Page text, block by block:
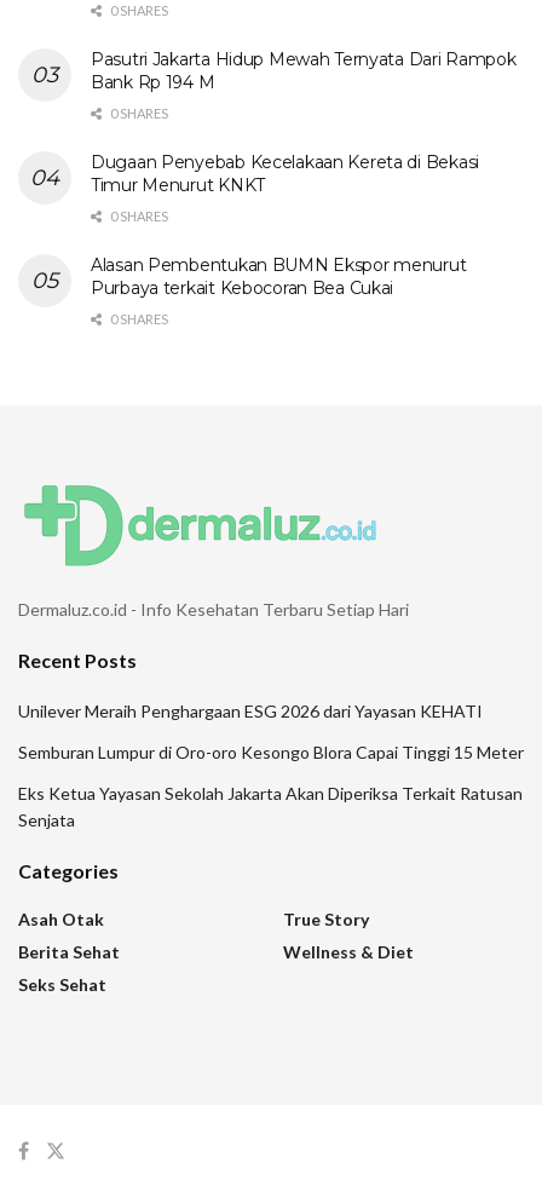
0 SHARES
Pasutri Jakarta Hidup Mewah Ternyata Dari Rampok
Bank Rp 194 M
0 SHARES
Dugaan Penyebab Kecelakaan Kereta di Bekasi
Timur Menurut KNKT
0 SHARES
Alasan Pembentukan BUMN Ekspor menurut
Purbaya terkait Kebocoran Bea Cukai
0 SHARES
Dermaluz.co.id - Info Kesehatan Terbaru Setiap Hari
Recent Posts
Unilever Meraih Penghargaan ESG 2026 dari Yayasan KEHATI
Semburan Lumpur di Oro-oro Kesongo Blora Capai Tinggi 15 Meter
Eks Ketua Yayasan Sekolah Jakarta Akan Diperiksa Terkait Ratusan
Senjata
Categories
Asah Otak
Berita Sehat
Seks Sehat
True Story
Wellness & Diet